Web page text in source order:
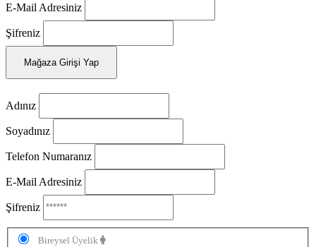
E-Mail Adresiniz
Şifreniz
Mağaza Girişi Yap
Adınız
Soyadınız
Telefon Numaranız
E-Mail Adresiniz
Şifreniz
Bireysel Üyelik